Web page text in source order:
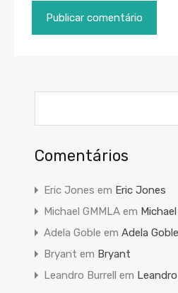
Comentários
Eric Jones em Eric Jones
Michael GMMLA em
Adela Goble em Adela Goble
Bryant em Bryant
Leandro Burrell em